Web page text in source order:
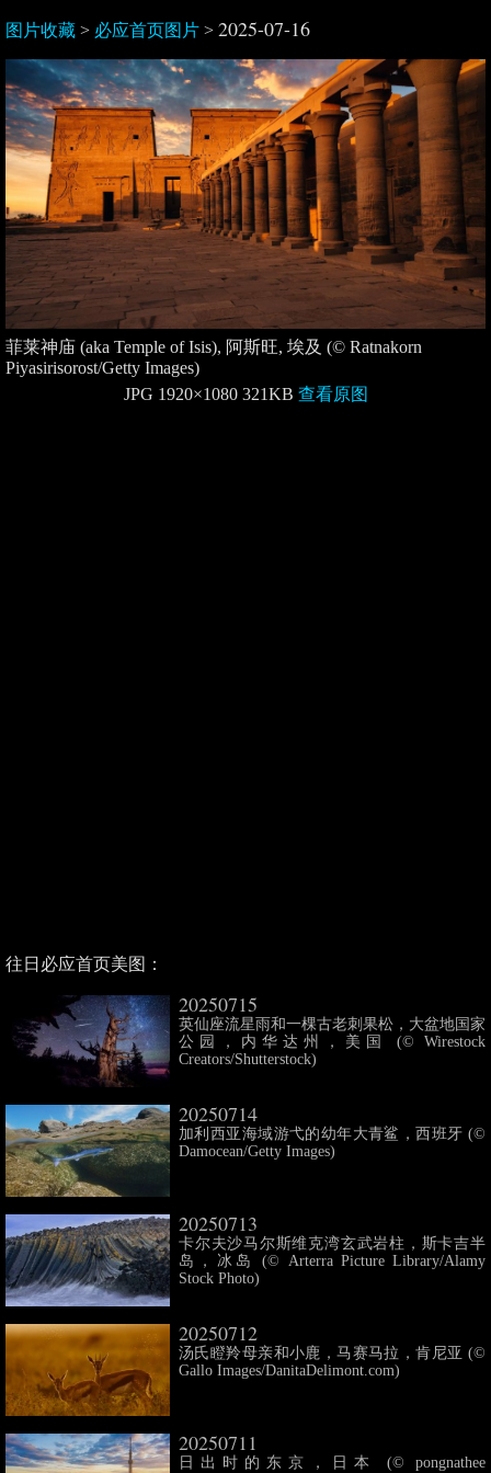
图片收藏 > 必应首页图片 > 2025-07-16
菲莱神庙 (aka Temple of Isis), 阿斯旺, 埃及 (© Ratnakorn
Piyasirisorost/Getty Images)
JPG 1920×1080 321KB 查看原图
往日必应首页美图：
20250715
英仙座流星雨和一棵古老刺果松，大盆地国家
公园，内华达州，美国 (© Wirestock
Creators/Shutterstock)
20250714
加利西亚海域游弋的幼年大青鲨，西班牙 (©
Damocean/Getty Images)
20250713
卡尔夫沙马尔斯维克湾玄武岩柱，斯卡吉半
岛，冰岛 (© Arterra Picture Library/Alamy
Stock Photo)
20250712
汤氏瞪羚母亲和小鹿，马赛马拉，肯尼亚 (©
Gallo Images/DanitaDelimont.com)
20250711
日出时的东京，日本 (© pongnathee